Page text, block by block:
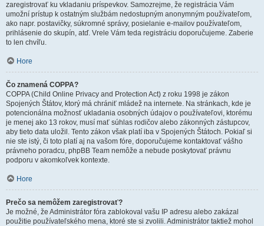
zaregistrovať ku vkladaniu príspevkov. Samozrejme, že registrácia Vám
umožní prístup k ostatným službám nedostupným anonymným používateľom,
ako napr. postavičky, súkromné správy, posielanie e-mailov používateľom,
prihlásenie do skupín, atď. Vrele Vám teda registráciu doporučujeme. Zaberie
to len chvíľu.
Hore
Čo znamená COPPA?
COPPA (Child Online Privacy and Protection Act) z roku 1998 je zákon
Spojených Štátov, ktorý má chrániť mládež na internete. Na stránkach, kde je
potencionálna možnosť ukladania osobných údajov o používateľovi, ktorému
je menej ako 13 rokov, musí mať súhlas rodičov alebo zákonných zástupcov,
aby tieto data uložil. Tento zákon však platí iba v Spojených Štátoch. Pokiaľ si
nie ste istý, či toto platí aj na vašom fóre, doporučujeme kontaktovať vášho
právneho poradcu, phpBB Team nemôže a nebude poskytovať právnu
podporu v akomkoľvek kontexte.
Hore
Prečo sa nemôžem zaregistrovať?
Je možné, že Administrátor fóra zablokoval vašu IP adresu alebo zakázal
použitie používateľského mena, ktoré ste si zvolili. Administrátor taktiež mohol